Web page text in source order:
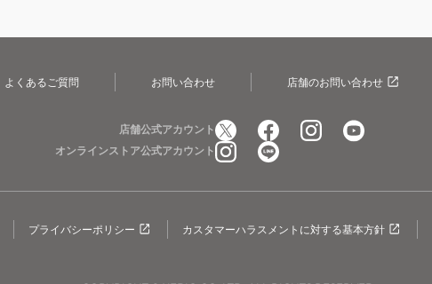
よくあるご質問 お問い合わせ 店舗のお問い合わせ
店舗公式アカウント
オンラインストア公式アカウント
プライバシーポリシー カスタマーハラスメントに対する基本方針